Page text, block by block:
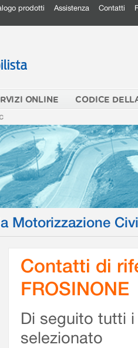
prodotti Assistenza Contatti
ONLINE CODICE
Motorizzazione
Contatti di
FROSINONE
Di seguito tutti
selezionato